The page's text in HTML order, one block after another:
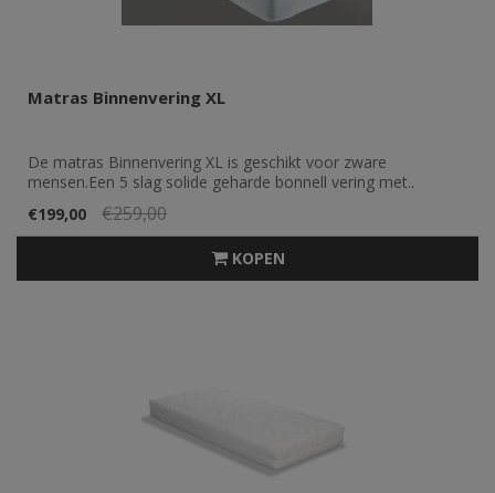
Matras Binnenvering XL
De matras Binnenvering XL is geschikt voor zware
mensen.Een 5 slag solide geharde bonnell vering met..
€199,00
€259,00
KOPEN